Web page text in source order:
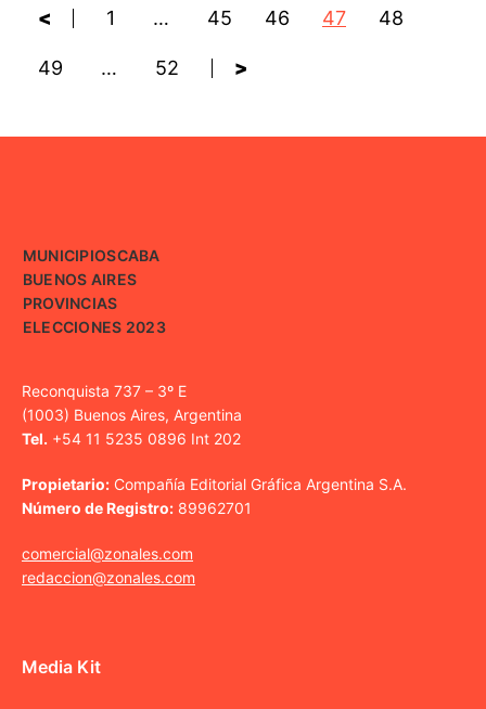
< 1 … 45 46 47 48
49 … 52 >
MUNICIPIOSCABA
BUENOS AIRES
PROVINCIAS
ELECCIONES 2023
Reconquista 737 – 3º E
(1003) Buenos Aires, Argentina
Tel. +54 11 5235 0896 Int 202
Propietario: Compañía Editorial Gráfica Argentina S.A.
Número de Registro: 89962701
comercial@zonales.com
redaccion@zonales.com
Media Kit